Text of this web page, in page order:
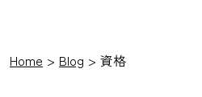
Home Blog 資格